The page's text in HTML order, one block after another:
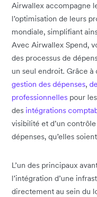
Airwallex accompagne
l’optimisation de leurs
mondiale, simplifiant
Avec Airwallex Spend,
des processus de
un seul endroit. Grâce à
gestion des dépenses,
professionnelles pour
des intégrations
visibilité et d’un
dépenses, qu’elles
L’un des principaux
l’intégration d’une
directement au sein du